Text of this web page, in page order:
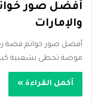
أفضل صور
والإمارات
أفضل صور خواتم فضة
موضة تحظى بشعبية
أكمل القراءة »